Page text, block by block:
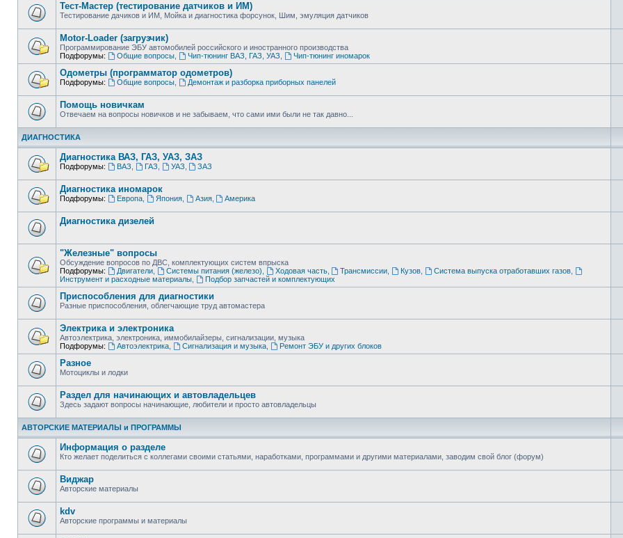
Тест-Мастер (тестирование датчиков и ИМ)
Тестирование дачиков и ИМ, Мойка и диагностика форсунок, Шим, эмуляция датчиков
Motor-Loader (загрузчик)
Программирование ЭБУ автомобилей российского и иностранного производства
Подфорумы:
Общие вопросы, Чип-тюнинг ВАЗ, ГАЗ, УАЗ Чип-тюнинг иномарок
Одометры (программатор одометров)
Подфорумы: Общие вопросы, Демонтаж и разборка приборных панелей
Помощь новичкам
Отвечаем на вопросы новичков и не забываем, что сами ими были не так давно...
ДИАГНОСТИКА
Диагностика ВАЗ, ГАЗ, УАЗ, ЗАЗ
Подфорумы: ВАЗ ГАЗ УАЗ ЗАЗ
Диагностика иномарок
Подфорумы: Европа, Япония, Азия, Америка
Диагностика дизелей
"Железные" вопросы
Обсуждение вопросов по ДВС, комплектующих систем впрыска
Подфорумы:
Двигатели, Системы питания (железо) Ходовая часть, Трансмиссии Кузов Система выпуска отработавших газов
Инструмент и расходные материалы
Подбор запчастей и комплектующих
Приспособления для диагностики
Разные приспособления, облегчающие труд автомастера
Электрика и электроника
Автоэлектрика, электроника, иммобилайзеры, сигнализации, музыка
Подфорумы:
Автоэлектрика, Сигнализация и музыка, Ремонт ЭБУ и других блоков
Разное
Мотоциклы и лодки
Раздел для начинающих и автовладельцев
Здесь задают вопросы начинающие, любители и просто автовладельцы
АВТОРСКИЕ МАТЕРИАЛЫ и ПРОГРАММЫ
Информация о разделе
Кто желает поделиться с коллегами своими статьями, наработками, программами и другими материалами, заводим свой блог (форум)
Виджар
Авторские материалы
kdv
Авторские программы и материалы